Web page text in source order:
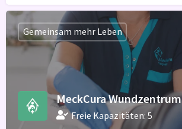
MeckCura Wundzentrum
Freie Kapazitäten: 5
Gemeinsam mehr Leben